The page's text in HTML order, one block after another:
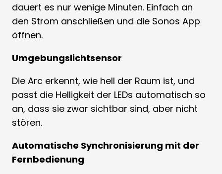
dauert es nur wenige Minuten. Einfach an
den Strom anschließen und die Sonos App
öffnen.
Umgebungslichtsensor
Die Arc erkennt, wie hell der Raum ist, und
passt die Helligkeit der LEDs automatisch so
an, dass sie zwar sichtbar sind, aber nicht
stören.
Automatische Synchronisierung mit der
Fernbedienung